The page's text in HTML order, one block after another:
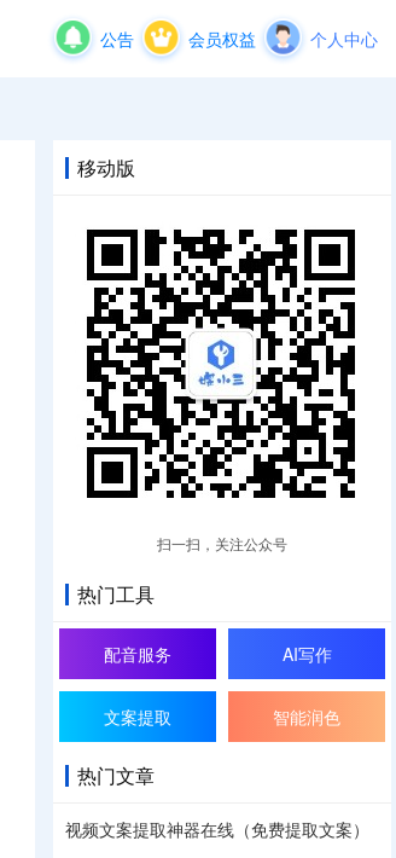
公告 会员权益 个人中心
移动版
扫一扫，关注公众号
热门工具
配音服务 AI写作
文案提取 智能润色
热门文章
视频文案提取神器在线（免费提取文案）